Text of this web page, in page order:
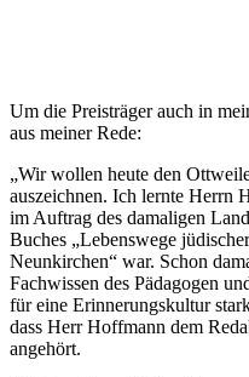
Um die Preisträger auch in
aus meiner Rede:
„Wir wollen heute den
auszeichnen. Ich lernte Herrn
im Auftrag des damaligen
Buches „Lebenswege
Neunkirchen“ war. Schon
Fachwissen des Pädagogen
für eine Erinnerungskultur
dass Herr Hoffmann dem
angehört.